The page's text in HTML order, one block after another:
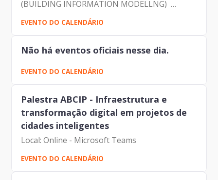
(BUILDING INFORMATION MODELLNG)
Participantes: - Francisco Forbes – Presidente |
Prodam-SP - André Tomiatto - Assessor da
Presidência | Prodam-SP -...
EVENTO DO CALENDÁRIO
Não há eventos oficiais nesse dia.
EVENTO DO CALENDÁRIO
Palestra ABCIP - Infraestrutura e
transformação digital em projetos de
cidades inteligentes
Local: Online - Microsoft Teams
EVENTO DO CALENDÁRIO